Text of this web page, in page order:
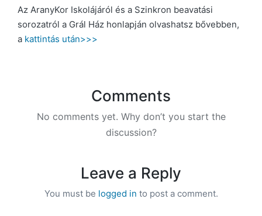
Az AranyKor Iskolájáról és a Szinkron beavatási
sorozatról a Grál Ház honlapján olvashatsz bővebben,
a kattintás után>>>
Comments
No comments yet. Why don’t you start the
discussion?
Leave a Reply
You must be logged in to post a comment.